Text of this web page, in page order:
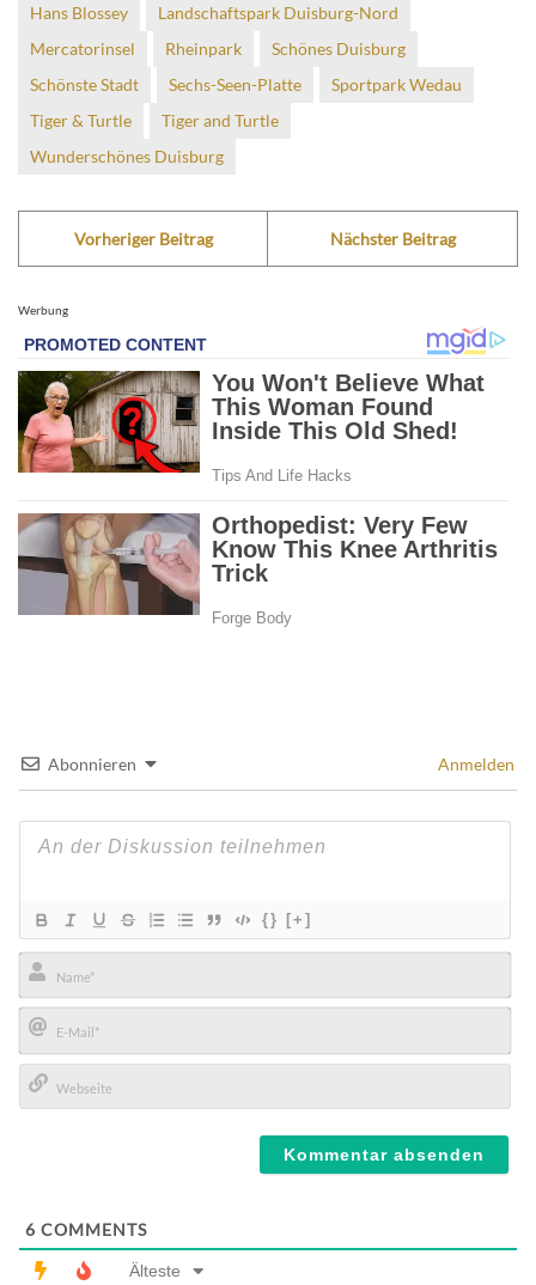
Hans Blossey
Landschaftspark Duisburg-Nord
Mercatorinsel
Rheinpark
Schönes Duisburg
Schönste Stadt
Sechs-Seen-Platte
Sportpark Wedau
Tiger & Turtle
Tiger and Turtle
Wunderschönes Duisburg
Vorheriger Beitrag Nächster Beitrag
Werbung
Abonnieren Anmelden
{} [+]
Name*
E-
Mail*
6 COMMENTS
Älteste